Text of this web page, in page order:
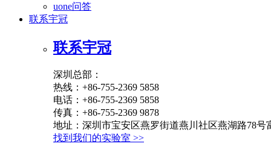
uone问答
联系宇冠
联系宇冠
深圳总部：
热线：+86-755-2369 5858
电话：+86-755-2369 5858
传真：+86-755-2369 9878
地址：深圳市宝安区燕罗街道燕川社区燕湖路78号
找到我们的实验室 >>